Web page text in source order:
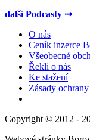
další Podcasty ⇢
O nás
Ceník inzerce
Všeobecné
Řekli o nás
Ke stažení
Zásady
Copyright © 2012 -